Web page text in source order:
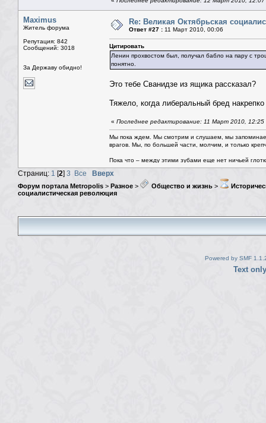
Maximus
Житель форума
Репутация: 842
Сообщений: 3018
За Державу обидно!
Re: Великая Октябрьская
Ответ #27 : 11 Март 2010, 00:06
Цитировать
Ленин прохвостом был, получал бабло на пару с
понятно.
Это тебе Сванидзе из ящика рассказал?
Тяжело, когда либеральный бред
« Последнее редактирование: 11 Март 2010, 12:25
Мы пока ждем. Мы смотрим и слушаем, мы
врагов. Мы, по большей части, молчим, и только
Пока что – между этими зубами еще нет ничьей
Страниц: 1 [2] 3 Все Вверх
Форум портала Metropolis > Разное > Общество и жизнь >
социалистическая революция
Powered by SMF
Text